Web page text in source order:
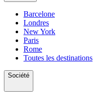
Barcelone
Londres
New York
Paris
Rome
Toutes les destinations
Société